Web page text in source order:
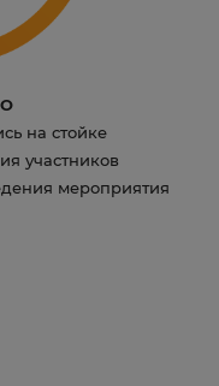
на стойке
участников
мероприятия